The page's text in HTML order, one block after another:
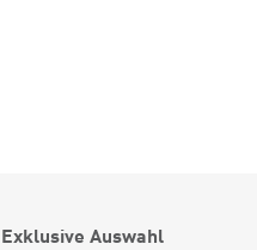
Exklusive Auswahl